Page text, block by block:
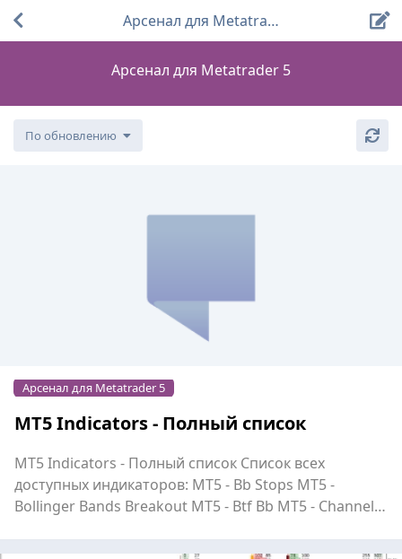
Арсенал для Metatrader 5
Арсенал для Metatrader 5
По обновлению
Арсенал для Metatrader 5
MT5 Indicators - Полный список
MT5 Indicators - Полный список Список всех
доступных индикаторов: MT5 - Bb Stops MT5 -
Bollinger Bands Breakout MT5 - Btf Bb MT5 - Channel